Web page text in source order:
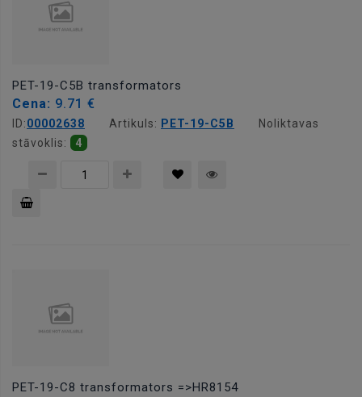
PET-19-C5B transformators
Cena: 9.71 €
ID:00002638 Artikuls: PET-19-C5B
Noliktavas
stāvoklis:
4
PET-19-C8 transformators =>HR8154